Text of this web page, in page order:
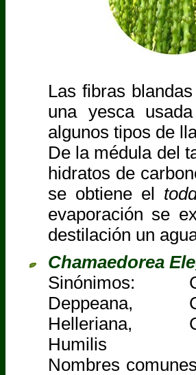
Las fibras
una yesca
algunos tipos de
De la médula del
hidratos de
se obtiene el
evaporación se
destilación un
Chamaedorea
Sinónimos:
Deppeana,
Helleriana,
Humilis
Nombres